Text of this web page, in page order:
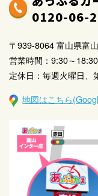
0120-06-
〒939-8064 富山県富
営業時間：9:30～
定休日：毎週火曜日、
地図はこちら